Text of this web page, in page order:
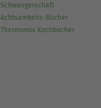
Schwangerschaft
Achtsamkeits-Bücher
Thermomix Kochbücher